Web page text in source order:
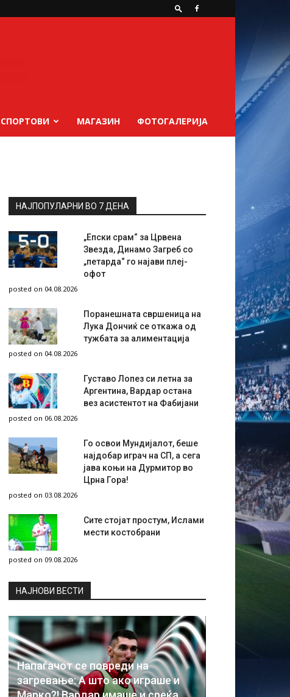
МАГАЗИН ФОТОГАЛЕРИЈА
НАЈПОПУЛАРНИ ВО 7 ДЕНА
„Епски срам“ за Црвена
Звезда, Динамо Загреб со
„петарда“ го најави плеј-
офот
posted on 04.08.2026
Поранешната свршеница на
Лука Дончиќ се откажа од
тужбата за алиментација
posted on 04.08.2026
Густаво Лопез си летна за
Аргентина, Вардар остана
вез асистентот на Фабијани
posted on 06.08.2026
Го освои Мундијалот, беше
најдобар играч на СП, а сега
јава коњи на Дурмитор во
Црна Гора!
posted on 03.08.2026
Сите стојат простум, Ислами
мести костобрани
posted on 09.08.2026
НAЈНОВИ ВЕСТИ
Напаѓачот се повреди на
загревање: А што ако играше и